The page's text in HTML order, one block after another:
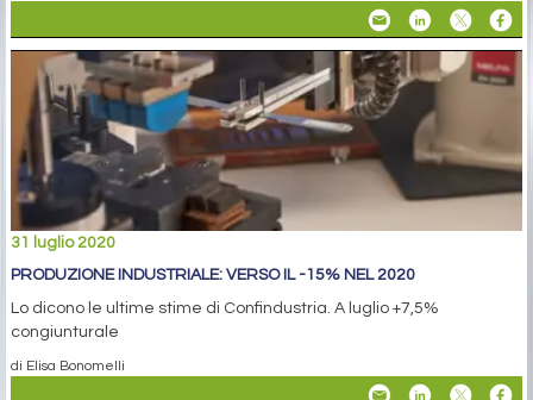
31 luglio 2020
PRODUZIONE INDUSTRIALE: VERSO IL -15% NEL 2020
Lo dicono le ultime stime di Confindustria. A luglio +7,5%
congiunturale
di Elisa Bonomelli